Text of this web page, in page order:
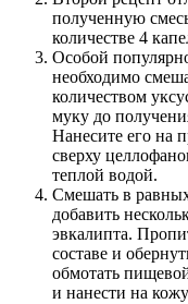
полученную
количестве 4
Особой
необходимо
количеством
муку до
Нанесите его на
сверху
теплой водой.
Смешать в
добавить
эвкалипта.
составе и
обмотать
и нанести на